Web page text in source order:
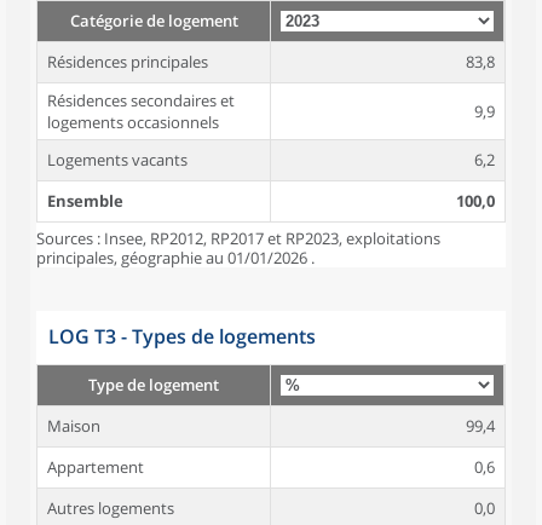
Catégorie de logement
Résidences principales
83,8
Résidences secondaires et
logements occasionnels
9,9
Logements vacants
6,2
Ensemble
100,0
Sources : Insee, RP2012, RP2017 et RP2023, exploitations
principales, géographie au 01/01/2026 .
LOG T3 - Types de logements
Type de logement
Maison
99,4
Appartement
0,6
Autres logements
0,0